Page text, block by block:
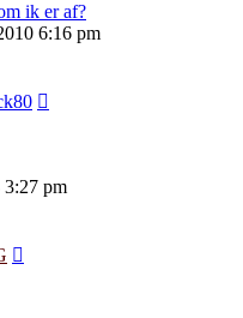
ik er af?
6:16 pm
pm